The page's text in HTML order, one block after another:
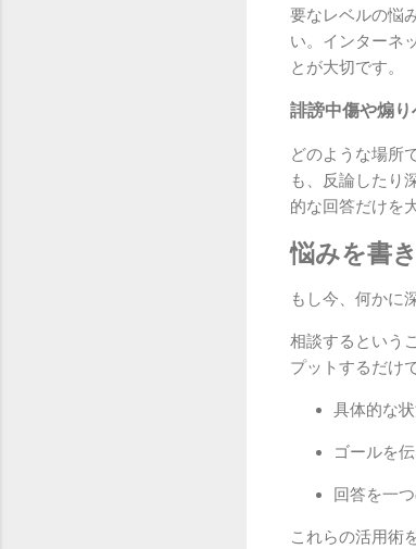
要なレベルの悩
い。インターネ
とが大切です。
誹謗中傷や煽
どのような場所
も、反論したり
的な回答だけを
悩みを書
もし今、何かに
相談するという
プットするだけ
具体的な
ゴールを
回答を一
これらの活用術